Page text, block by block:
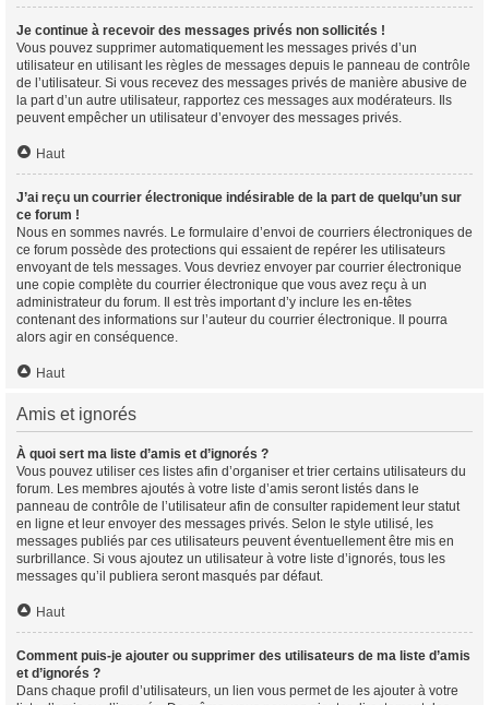
Je continue à recevoir des messages privés non sollicités !
Vous pouvez supprimer automatiquement les messages privés d’un
utilisateur en utilisant les règles de messages depuis le panneau de contrôle
de l’utilisateur. Si vous recevez des messages privés de manière abusive de
la part d’un autre utilisateur, rapportez ces messages aux modérateurs. Ils
peuvent empêcher un utilisateur d’envoyer des messages privés.
Haut
J’ai reçu un courrier électronique indésirable de la part de quelqu’un sur
ce forum !
Nous en sommes navrés. Le formulaire d’envoi de courriers électroniques de
ce forum possède des protections qui essaient de repérer les utilisateurs
envoyant de tels messages. Vous devriez envoyer par courrier électronique
une copie complète du courrier électronique que vous avez reçu à un
administrateur du forum. Il est très important d’y inclure les en-têtes
contenant des informations sur l’auteur du courrier électronique. Il pourra
alors agir en conséquence.
Haut
Amis et ignorés
À quoi sert ma liste d’amis et d’ignorés ?
Vous pouvez utiliser ces listes afin d’organiser et trier certains utilisateurs du
forum. Les membres ajoutés à votre liste d’amis seront listés dans le
panneau de contrôle de l’utilisateur afin de consulter rapidement leur statut
en ligne et leur envoyer des messages privés. Selon le style utilisé, les
messages publiés par ces utilisateurs peuvent éventuellement être mis en
surbrillance. Si vous ajoutez un utilisateur à votre liste d’ignorés, tous les
messages qu’il publiera seront masqués par défaut.
Haut
Comment puis-je ajouter ou supprimer des utilisateurs de ma liste d’amis
et d’ignorés ?
Dans chaque profil d’utilisateurs, un lien vous permet de les ajouter à votre